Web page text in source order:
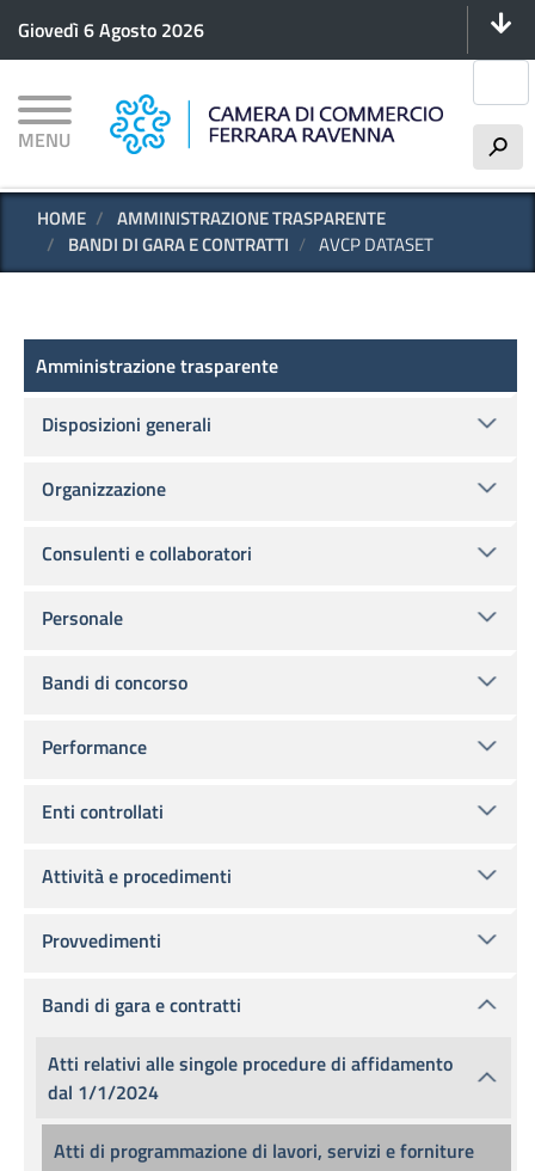
principale
Giovedì 6 Agosto 2026
MENU h
HOME
AMMINISTRAZIONE TRASPARENTE
BANDI DI GARA E CONTRATTI
AVCP DATASET
Amministrazione trasparente
Amministrazione trasparente
Disposizioni generali
Organizzazione
Consulenti e collaboratori
Personale
Bandi di concorso
Performance
Enti controllati
Attività e procedimenti
Provvedimenti
Bandi di gara e contratti
Atti relativi alle singole procedure di affidamento
dal 1/1/2024
Atti di programmazione di lavori, servizi e forniture